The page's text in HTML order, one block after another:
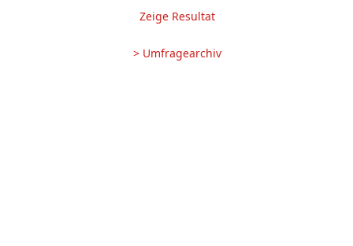
Zeige Resultat
> Umfragearchiv